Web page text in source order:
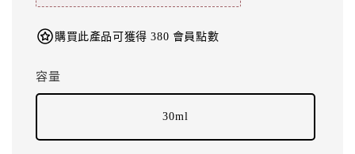
購買此產品可獲得 380 會員點數
容量
30ml